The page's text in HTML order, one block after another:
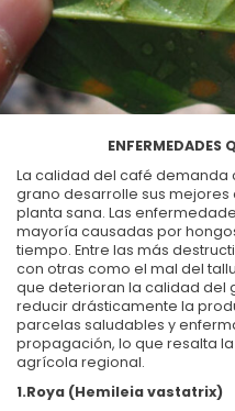
ENFERMEDADES
La calidad del café demanda
grano desarrolle sus
planta sana. Las
mayoría causadas por
tiempo. Entre las más
con otras como el mal del
que deterioran la calidad del
reducir drásticamente la
parcelas saludables y
propagación, lo que resalta
agrícola regional.
1.Roya (Hemileia vastatrix)